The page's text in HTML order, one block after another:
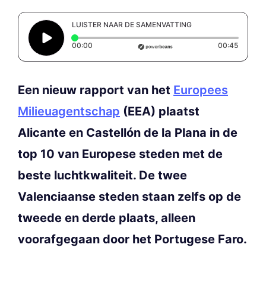
LUISTER NAAR DE SAMENVATTING
00:00 Elapsed time: 0 seconds 00:45
Een nieuw rapport van het Europees
Milieuagentschap (EEA) plaatst
Alicante en Castellón de la Plana in de
top 10 van Europese steden met de
beste luchtkwaliteit. De twee
Valenciaanse steden staan zelfs op de
tweede en derde plaats, alleen
voorafgegaan door het Portugese Faro.